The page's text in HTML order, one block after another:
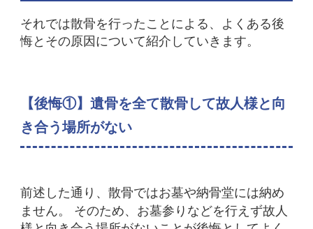
それでは散骨を行ったことによる、よくある後
悔とその原因について紹介していきます。
【後悔①】遺骨を全て散骨して故人様と向
き合う場所がない
前述した通り、散骨ではお墓や納骨堂には納め
ません。 そのため、お墓参りなどを行えず故人